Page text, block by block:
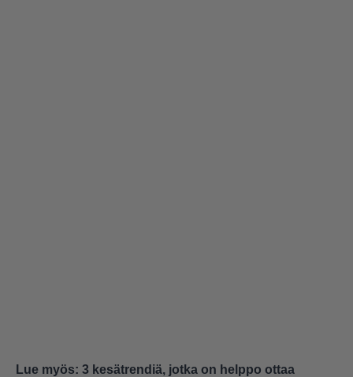
Lue myös: 3 kesätrendiä, jotka on helppo ottaa